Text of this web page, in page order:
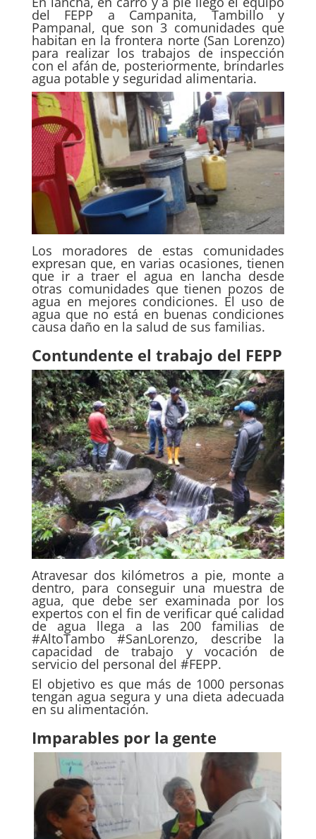
del FEPP a Campanita, Tambillo y
Pampanal, que son 3 comunidades que
habitan en la frontera norte (San Lorenzo)
para realizar los trabajos de inspección
con el afán de, posteriormente, brindarles
agua potable y seguridad alimentaria.
Los moradores de estas comunidades
expresan que, en varias ocasiones, tienen
que ir a traer el agua en lancha desde
otras comunidades que tienen pozos de
agua en mejores condiciones. El uso de
agua que no está en buenas condiciones
causa daño en la salud de sus familias.
Contundente el trabajo del FEPP
Atravesar dos kilómetros a pie, monte a
dentro, para conseguir una muestra de
agua, que debe ser examinada por los
expertos con el fin de verificar qué calidad
de agua llega a las 200 familias de
#AltoTambo #SanLorenzo, describe la
capacidad de trabajo y vocación de
servicio del personal del #FEPP.
El objetivo es que más de 1000 personas
tengan agua segura y una dieta adecuada
en su alimentación.
Imparables por la gente